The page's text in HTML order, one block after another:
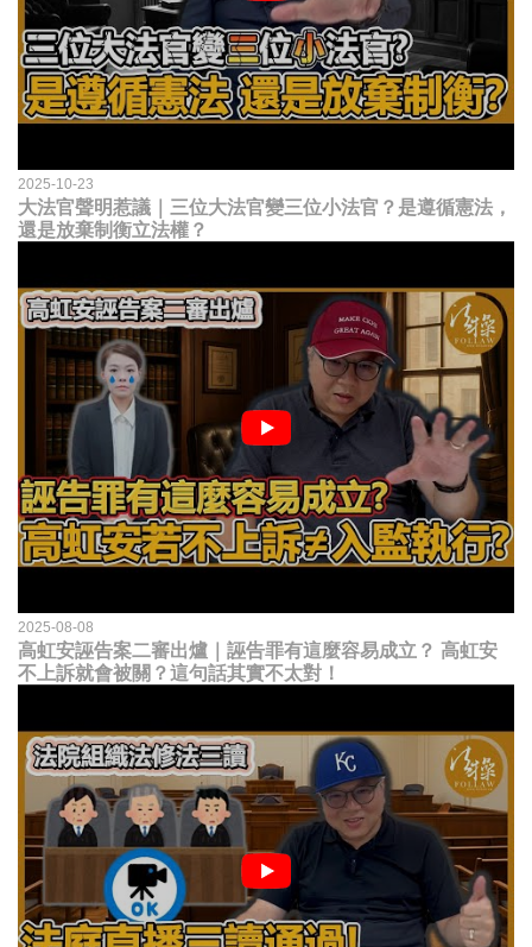
2025-10-23
大法官聲明惹議｜三位大法官變三位小法官？是遵循憲法，
還是放棄制衡立法權？
2025-08-08
高虹安誣告案二審出爐｜誣告罪有這麼容易成立？ 高虹安
不上訴就會被關？這句話其實不太對！